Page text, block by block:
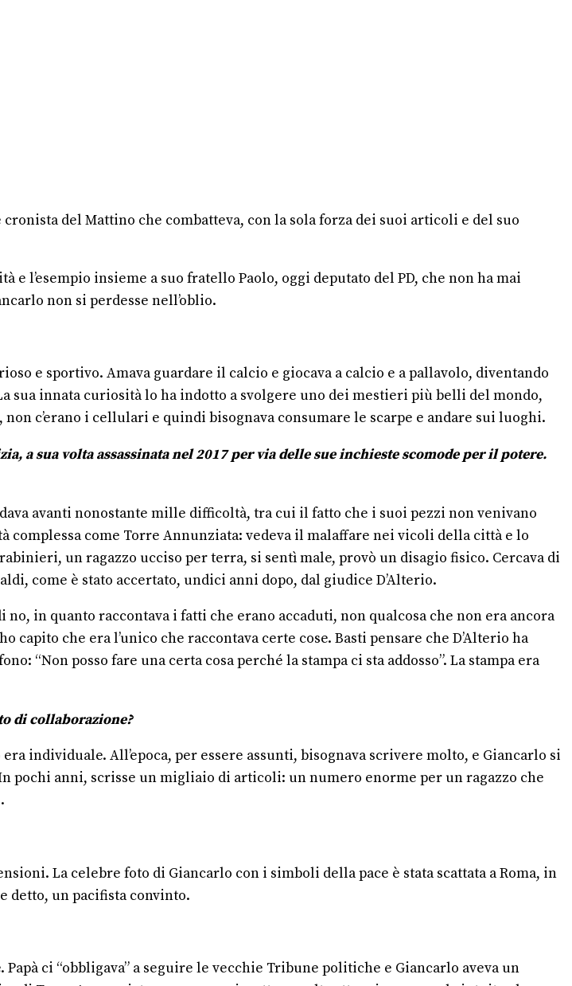
del Mattino che combatteva, con la sola forza dei suoi articoli e del suo
l’esempio insieme a suo fratello Paolo, oggi deputato del PD, che non ha mai
non si perdesse nell’oblio.
e sportivo. Amava guardare il calcio e giocava a calcio e a pallavolo, diventando
sua innata curiosità lo ha indotto a svolgere uno dei mestieri più belli del mondo,
c’erano i cellulari e quindi bisognava consumare le scarpe e andare sui luoghi.
a sua volta assassinata nel 2017 per via delle sue inchieste scomode per il potere.
avanti nonostante mille difficoltà, tra cui il fatto che i suoi pezzi non venivano
come Torre Annunziata: vedeva il malaffare nei vicoli della città e lo
un ragazzo ucciso per terra, si sentì male, provò un disagio fisico. Cercava di
come è stato accertato, undici anni dopo, dal giudice D’Alterio.
in quanto raccontava i fatti che erano accaduti, non qualcosa che non era ancora
che era l’unico che raccontava certe cose. Basti pensare che D’Alterio ha
“Non posso fare una certa cosa perché la stampa ci sta addosso”. La stampa era
di collaborazione?
individuale. All’epoca, per essere assunti, bisognava scrivere molto, e Giancarlo si
pochi anni, scrisse un migliaio di articoli: un numero enorme per un ragazzo che
La celebre foto di Giancarlo con i simboli della pace è stata scattata a Roma, in
detto, un pacifista convinto.
ci “obbligava” a seguire le vecchie Tribune politiche e Giancarlo aveva un